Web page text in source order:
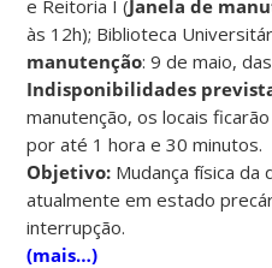
e Reitoria I (Janela de
às 12h); Biblioteca
manutenção: 9 de maio,
Indisponibilidades
manutenção, os locais
por até 1 hora e 30 minutos.
Objetivo: Mudança física da
atualmente em estado
interrupção.
(mais…)